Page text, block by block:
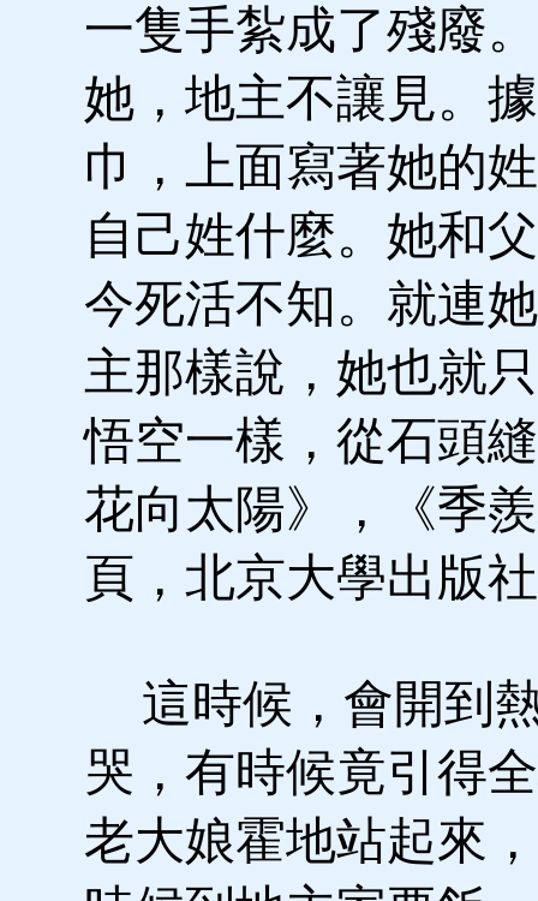
一隻手紮成了殘廢
她，地主不讓見。
巾，上面寫著她的
自己姓什麼。她和
今死活不知。就連
主那樣說，她也就
悟空一樣，從石頭
花向太陽》，《季
頁，北京大學出版
這時候，會開到
哭，有時候竟引得
老大娘霍地站起來